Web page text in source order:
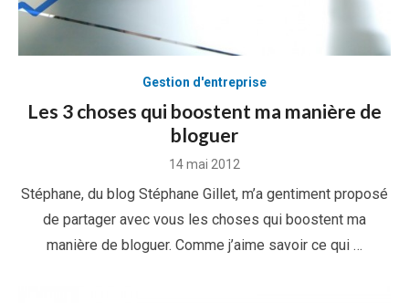
Gestion d'entreprise
Les 3 choses qui boostent ma manière de
bloguer
Posted
14 mai 2012
Stéphane, du blog Stéphane Gillet, m’a gentiment proposé
de partager avec vous les choses qui boostent ma
manière de bloguer. Comme j’aime savoir ce qui …